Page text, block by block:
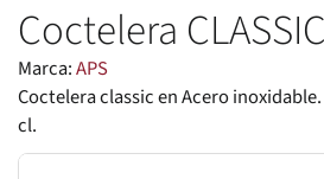
Coctelera
Marca:APS
Coctelera classic en Acero
cl.